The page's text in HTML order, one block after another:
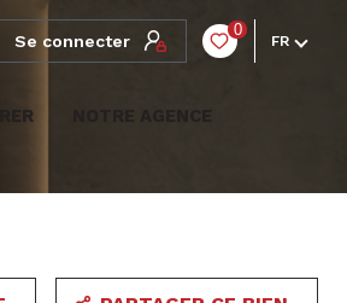
Se connecter
0
FR